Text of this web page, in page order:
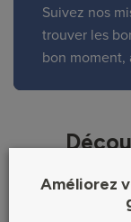
Suivez nos
trouver les
bon moment,
Améliorez